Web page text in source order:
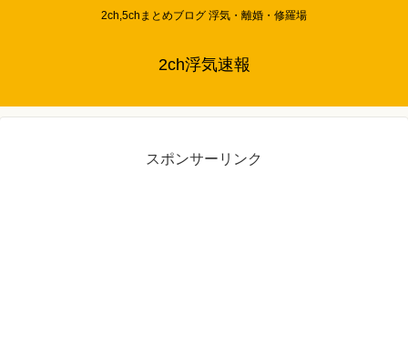
2ch,5chまとめブログ 浮気・離婚・修羅場
2ch浮気速報
スポンサーリンク